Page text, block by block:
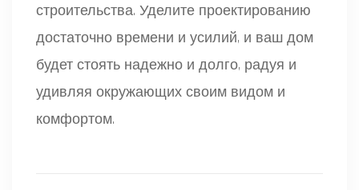
строительства. Уделите проектированию
достаточно времени и усилий, и ваш дом
будет стоять надежно и долго, радуя и
удивляя окружающих своим видом и
комфортом.